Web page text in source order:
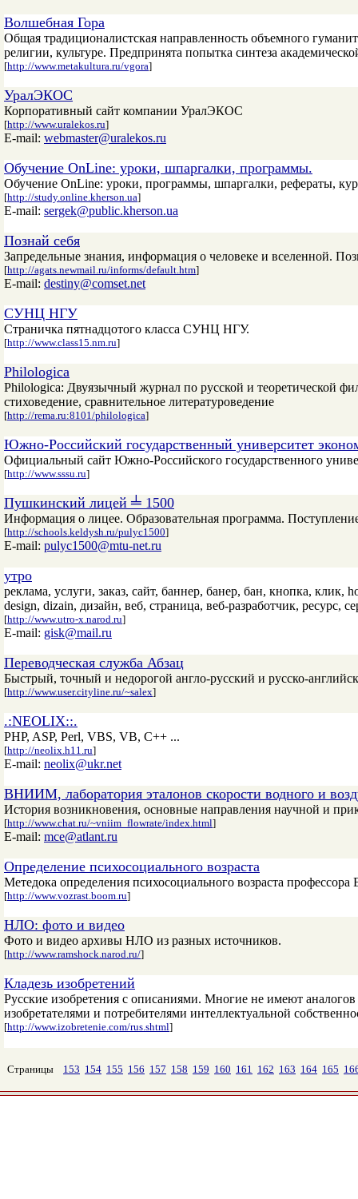
Волшебная Гора
Общая традиционалистская направленность объемного
религии, культуре. Предпринята попытка синтеза
[http://www.metakultura.ru/vgora]
УралЭКОС
Корпоративный сайт компании УралЭКОС
[http://www.uralekos.ru]
E-mail: webmaster@uralekos.ru
Обучение OnLine: уроки, шпаргалки, программы.
Обучение OnLine: уроки, программы, шпаргалки, рефераты,
[http://study.online.kherson.ua]
E-mail: sergek@public.kherson.ua
Познай себя
Запредельные знания, информация о человеке и вселенной.
[http://agats.newmail.ru/informs/default.htm]
E-mail: destiny@comset.net
СУНЦ НГУ
Страничка пятнадцотого класса СУНЦ НГУ.
[http://www.class15.nm.ru]
Philologica
Philologica: Двуязычный журнал по русской и теоретической
стиховедение, сравнительное литературоведение
[http://rema.ru:8101/philologica]
Южно-Российский государственный университет
Официальный сайт Южно-Российского государственного
[http://www.sssu.ru]
Пушкинский лицей ╧ 1500
Информация о лицее. Образовательная программа.
[http://schools.keldysh.ru/pulyc1500]
E-mail: pulyc1500@mtu-net.ru
утро
реклама, услуги, заказ, сайт, баннер, банер, бан, кнопка, клик,
design, dizain, дизайн, веб, страница, веб-разработчик, ресурс,
[http://www.utro-x.narod.ru]
E-mail: gisk@mail.ru
Переводческая cлужба Абзац
Быстрый, точный и недорогой англо-русский и русско-
[http://www.user.cityline.ru/~salex]
.:NEOLIX::.
PHP, ASP, Perl, VBS, VB, C++ ...
[http://neolix.h11.ru]
E-mail: neolix@ukr.net
ВНИИМ, лаборатория эталонов скорости водного и
История возникновения, основные направления научной и
[http://www.chat.ru/~vniim_flowrate/index.html]
E-mail: mce@atlant.ru
Определение психосоциального возраста
Метедока определения психосоциального возраста профессора
[http://www.vozrast.boom.ru]
НЛО: фото и видео
Фото и видео архивы НЛО из разных источников.
[http://www.ramshock.narod.ru/]
Кладезь изобретений
Русские изобретения с описаниями. Многие не имеют
изобретателями и потребителями интеллектуальной
[http://www.izobretenie.com/rus.shtml]
Страницы 153 154 155 156 157 158 159 160 161 162 163 164 165